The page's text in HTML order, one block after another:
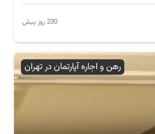
230 روز پیش
رهن و اجاره آپارتمان در تهران